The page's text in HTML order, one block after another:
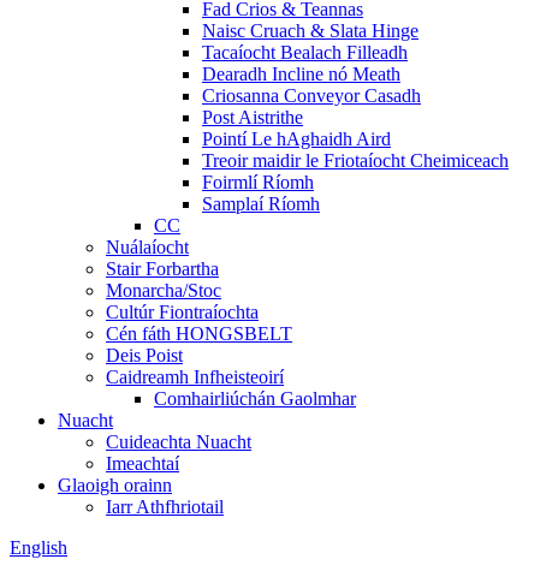
Fad Crios & Teannas
Naisc Cruach & Slata Hinge
Tacaíocht Bealach Filleadh
Dearadh Incline nó Meath
Criosanna Conveyor Casadh
Post Aistrithe
Pointí Le hAghaidh Aird
Treoir maidir le Friotaíocht Cheimiceach
Foirmlí Ríomh
Samplaí Ríomh
CC
Nuálaíocht
Stair Forbartha
Monarcha/Stoc
Cultúr Fiontraíochta
Cén fáth HONGSBELT
Deis Poist
Caidreamh Infheisteoirí
Comhairliúchán Gaolmhar
Nuacht
Cuideachta Nuacht
Imeachtaí
Glaoigh orainn
Iarr Athfhriotail
English